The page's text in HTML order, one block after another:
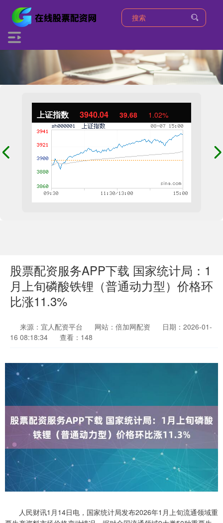
上证指数 3940.04 39.68 1.02%
股票配资服务APP下载 国家统计局：1
月上旬磷酸铁锂（普通动力型）价格环
比涨11.3%
来源：宜人配资平台 网站：倍加网配资
日期：2026-01-
16 08:18:34
查看：148
人民财讯1月14日电，国家统计局发布2026年1月上旬流通领域重